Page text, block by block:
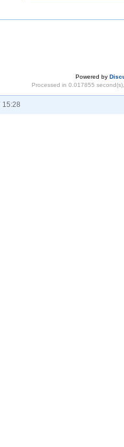
Powered by
Processed in 0.017855
15:28